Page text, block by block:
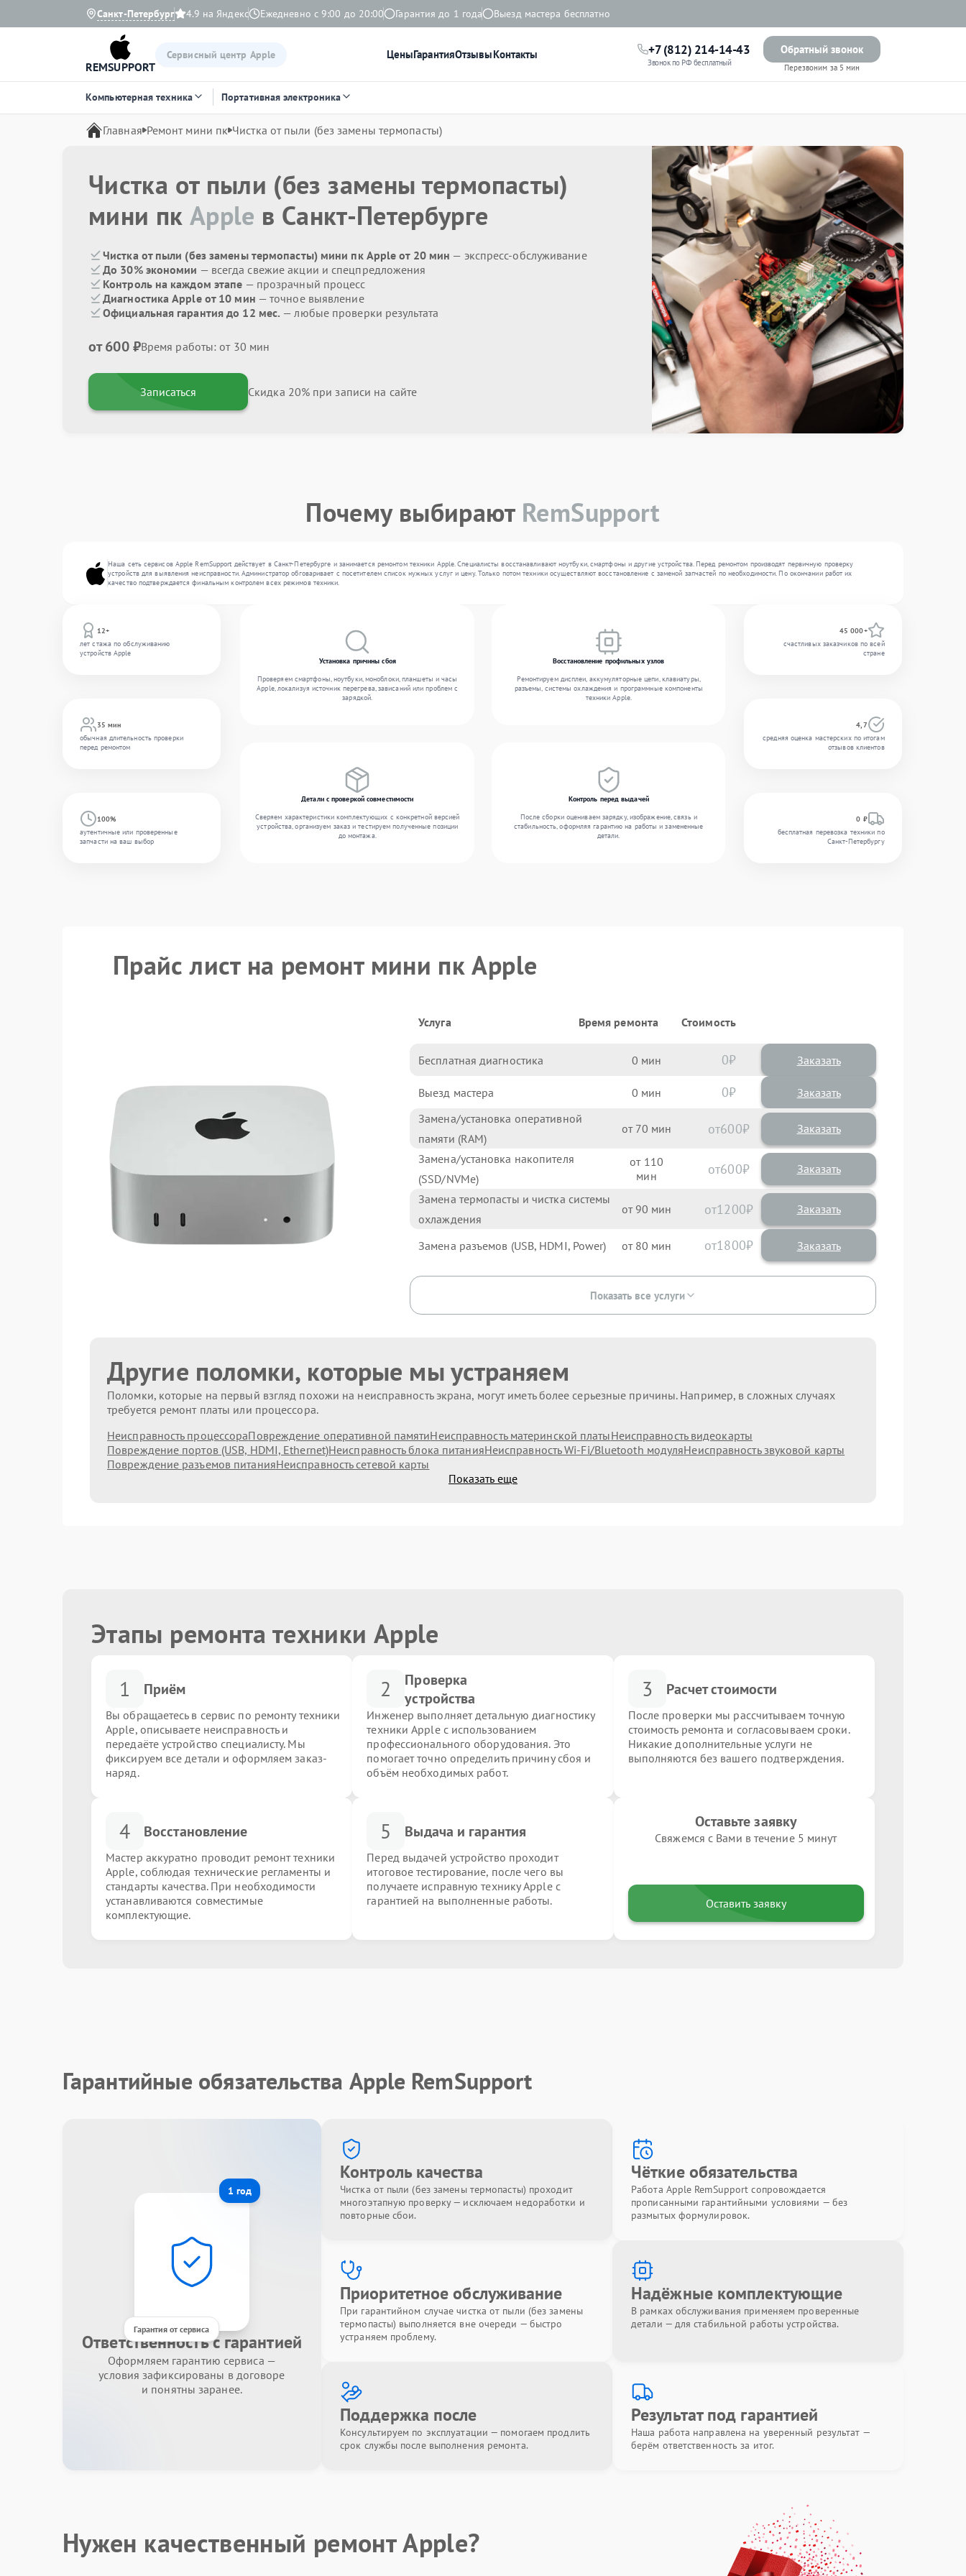
Санкт-Петербург 4.9 на Яндекс Ежедневно с 9:00 до 20:00 Гарантия до 1 года Выезд мастера бесплатно
REMSUPPORT
Сервисный центр Apple ЦеныГарантияОтзывыКонтакты +7 (812) 214-14-43
Звонок по РФ бесплатный
Обратный звонок
Перезвоним за 5 мин
Компьютерная техника Портативная электроника
Главная Ремонт мини пк Чистка от пыли (без замены термопасты)
Чистка от пыли (без замены термопасты)
мини пк Apple в Санкт-Петербурге
Чистка от пыли (без замены термопасты) мини пк Apple от 20 мин — экспресс-обслуживание
До 30% экономии — всегда свежие акции и спецпредложения
Контроль на каждом этапе — прозрачный процесс
Диагностика Apple от 10 мин — точное выявление
Официальная гарантия до 12 мес. — любые проверки результата
от 600 ₽Время работы: от 30 мин
Записаться Скидка 20% при записи на сайте
Почему выбирают RemSupport
Наша сеть сервисов Apple RemSupport действует в Санкт-Петербурге и занимается ремонтом техники Apple. Специалисты восстанавливают ноутбуки, смартфоны и другие устройства. Перед ремонтом производят первичную проверку
устройств для выявления неисправности. Администратор обговаривает с посетителем список нужных услуг и цену. Только потом техники осуществляют восстановление с заменой запчастей по необходимости. По окончании работ их
качество подтверждается финальным контролем всех режимов техники.
12+
лет стажа по обслуживанию
устройств Apple
35 мин
обычная длительность проверки
перед ремонтом
100%
аутентичные или проверенные
запчасти на ваш выбор
Установка причины сбоя
Проверяем смартфоны, ноутбуки, моноблоки, планшеты и часы
Apple, локализуя источник перегрева, зависаний или проблем с
зарядкой.
Восстановление профильных узлов
Ремонтируем дисплеи, аккумуляторные цепи, клавиатуры,
разъемы, системы охлаждения и программные компоненты
техники Apple.
Детали с проверкой совместимости
Сверяем характеристики комплектующих с конкретной версией
устройства, организуем заказ и тестируем полученные позиции
до монтажа.
Контроль перед выдачей
После сборки оцениваем зарядку, изображение, связь и
стабильность, оформляя гарантию на работы и замененные
детали.
45 000+
счастливых заказчиков по всей
стране
4,7
средняя оценка мастерских по итогам
отзывов клиентов
0 ₽
бесплатная перевозка техники по
Санкт-Петербургу
Прайс лист на ремонт мини пк Apple
Услуга Время ремонта Стоимость
Бесплатная диагностика 0 0 Заказать
Выезд мастера 0 0
Заказать
Замена/установка оперативной
памяти (RAM)
70 600
Замена/установка накопителя
(SSD/NVMe)
110 600
Замена термопасты и чистка системы
охлаждения
90 1200
Замена разъемов (USB, HDMI, Power) 80 1800
Показать все услуги
Другие поломки, которые мы устраняем
Поломки, которые на первый взгляд похожи на неисправность экрана, могут иметь более серьезные причины. Например, в сложных случаях
требуется ремонт платы или процессора.
Неисправность процессораПовреждение оперативной памятиНеисправность материнской платыНеисправность видеокарты
Повреждение портов (USB, HDMI, Ethernet)Неисправность блока питанияНеисправность Wi-Fi/Bluetooth модуляНеисправность звуковой карты
Повреждение разъемов питанияНеисправность сетевой карты
Показать еще
Этапы ремонта техники Apple
1 Приём
Вы обращаетесь в сервис по ремонту техники
Apple, описываете неисправность и
передаёте устройство специалисту. Мы
фиксируем все детали и оформляем заказ-
наряд.
2
Проверка
устройства
Инженер выполняет детальную диагностику
техники Apple с использованием
профессионального оборудования. Это
помогает точно определить причину сбоя и
объём необходимых работ.
3 Расчет стоимости
После проверки мы рассчитываем точную
стоимость ремонта и согласовываем сроки.
Никакие дополнительные услуги не
выполняются без вашего подтверждения.
4 Восстановление
Мастер аккуратно проводит ремонт техники
Apple, соблюдая технические регламенты и
стандарты качества. При необходимости
устанавливаются совместимые
комплектующие.
5 Выдача и гарантия
Перед выдачей устройство проходит
итоговое тестирование, после чего вы
получаете исправную технику Apple с
гарантией на выполненные работы.
Оставьте заявку
Свяжемся с Вами в течение 5 минут
Оставить заявку
Гарантийные обязательства Apple RemSupport
1 год
Гарантия от сервиса
Ответственность с гарантией
Оформляем гарантию сервиса —
условия зафиксированы в договоре
и понятны заранее.
Контроль качества
Чистка от пыли (без замены термопасты) проходит
многоэтапную проверку — исключаем недоработки и
повторные сбои.
Чёткие обязательства
Работа Apple RemSupport сопровождается
прописанными гарантийными условиями — без
размытых формулировок.
Приоритетное обслуживание
При гарантийном случае чистка от пыли (без замены
термопасты) выполняется вне очереди — быстро
устраняем проблему.
Надёжные комплектующие
В рамках обслуживания применяем проверенные
детали — для стабильной работы устройства.
Поддержка после
Консультируем по эксплуатации — помогаем продлить
срок службы после выполнения ремонта.
Результат под гарантией
Наша работа направлена на уверенный результат —
берём ответственность за итог.
Нужен качественный ремонт Apple?